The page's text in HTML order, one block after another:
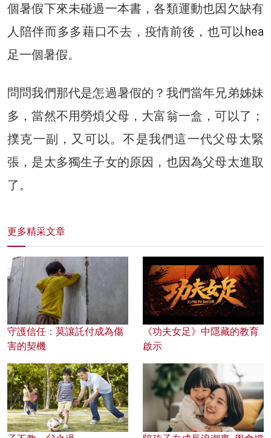
個暑假下來未碰過一本書，各類運動也因欠缺有
人陪伴而多多藉口不去，疫情前後，也可以hea
足一個暑假。
問問我們那代是怎過暑假的？我們當年兄弟姊妹
多，當然不用勞煩父母，大富翁一盒，可以了；
撲克一副，又可以。不是我們這一代父母太緊
張，是太多獨生子女的原因，也因為父母太進取
了。
更多精采文章
守護信任：莫讓託付成為傷
害的契機
《功夫女足》中隱藏的教育
啟示